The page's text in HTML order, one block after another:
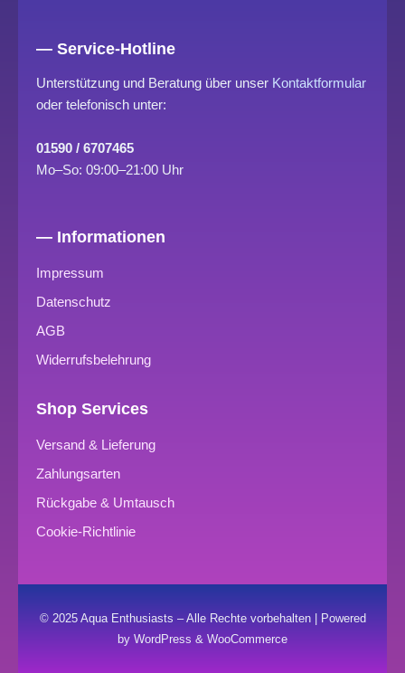
— Service-Hotline
Unterstützung und Beratung über unser Kontaktformular
oder telefonisch unter:
01590 / 6707465
Mo–So: 09:00–21:00 Uhr
— Informationen
Impressum
Datenschutz
AGB
Widerrufsbelehrung
Shop Services
Versand & Lieferung
Zahlungsarten
Rückgabe & Umtausch
Cookie-Richtlinie
© 2025 Aqua Enthusiasts – Alle Rechte vorbehalten | Powered
by WordPress & WooCommerce